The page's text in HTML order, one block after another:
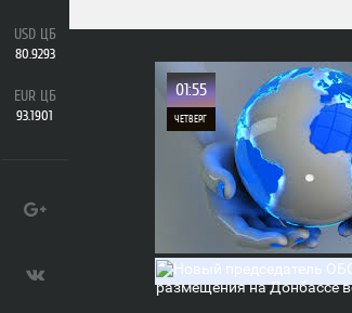
USD ЦБ
80.9293
EUR ЦБ
93.1901
01:55
ЧЕТВЕРГ